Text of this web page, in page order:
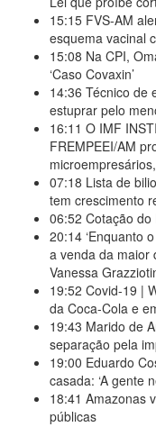
15:15 FVS-AM
esquema vacinal
15:08 Na CPI,
‘Caso Covaxin’
14:36 Técnico de
estuprar pelo
16:11 O IMF
FREMPEEI/AM
07:18 Lista de
tem crescimento
06:52 Cotação do
20:14 ‘Enquanto
a venda da maior
Vanessa
19:52 Covid-19 |
da Coca-Cola e
19:43 Marido de
separação pela
19:00 Eduardo
casada: ‘A gente
18:41 Amazonas
públicas